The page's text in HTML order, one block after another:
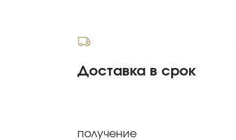
Доставка в срок
получение